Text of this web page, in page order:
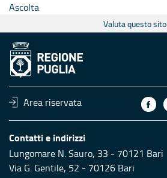
Ascolta
Valuta questo sito
Area riservata
Contatti e indirizzi
Lungomare N. Sauro, 33 - 70121 Bari
Via G. Gentile, 52 - 70126 Bari